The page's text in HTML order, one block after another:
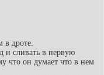
дроте.
и сливать в первую
что он думает что в нем